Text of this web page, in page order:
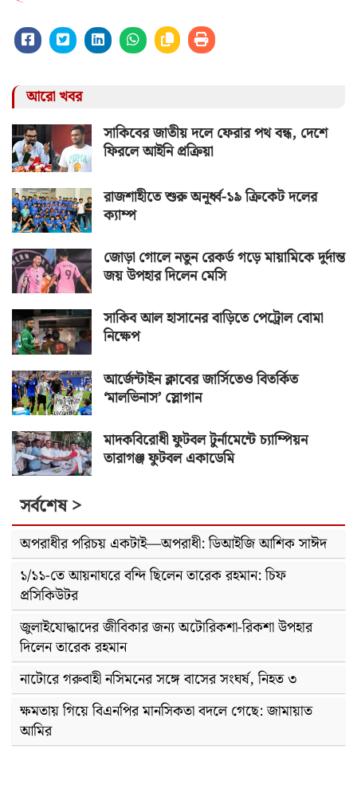
আরো খবর
সাকিবের জাতীয় দলে ফেরার পথ বন্ধ, দেশে
ফিরলে আইনি প্রক্রিয়া
রাজশাহীতে শুরু অনূর্ধ্ব-১৯ ক্রিকেট দলের
ক্যাম্প
জোড়া গোলে নতুন রেকর্ড গড়ে মায়ামিকে দুর্দান্ত
জয় উপহার দিলেন মেসি
সাকিব আল হাসানের বাড়িতে পেট্রোল বোমা
নিক্ষেপ
আর্জেন্টাইন ক্লাবের জার্সিতেও বিতর্কিত
‘মালভিনাস’ স্লোগান
মাদকবিরোধী ফুটবল টুর্নামেন্টে চ্যাম্পিয়ন
তারাগঞ্জ ফুটবল একাডেমি
সর্বশেষ >
অপরাধীর পরিচয় একটাই—অপরাধী: ডিআইজি আশিক সাঈদ
১/১১-তে আয়নাঘরে বন্দি ছিলেন তারেক রহমান: চিফ
প্রসিকিউটর
জুলাইযোদ্ধাদের জীবিকার জন্য অটোরিকশা-রিকশা উপহার
দিলেন তারেক রহমান
নাটোরে গরুবাহী নসিমনের সঙ্গে বাসের সংঘর্ষ, নিহত ৩
ক্ষমতায় গিয়ে বিএনপির মানসিকতা বদলে গেছে: জামায়াত
আমির